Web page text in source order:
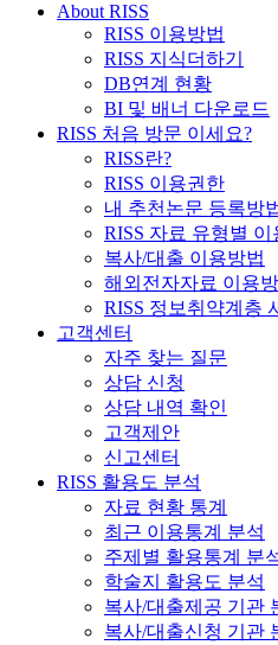
About RISS
RISS 이용방법
RISS 지식더하기
DB연계 현황
BI 및 배너 다운로드
RISS 처음 방문 이세요?
RISS란?
RISS 이용권한
내 추천논문 등록방
RISS 자료 유형별 이
복사/대출 이용방법
해외전자자료 이용
RISS 정보취약계층
고객센터
자주 찾는 질문
상담 신청
상담 내역 확인
고객제안
신고센터
RISS 활용도 분석
자료 현황 통계
최근 이용통계 분석
주제별 활용통계 분
학술지 활용도 분석
복사/대출제공 기관
복사/대출신청 기관